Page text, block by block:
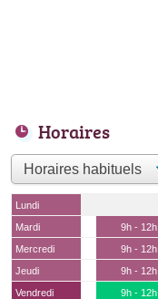
Horaires
Lundi
Mardi
9h - 12h
Mercredi
9h - 12h
Jeudi
9h - 12h
Vendredi
9h - 12h